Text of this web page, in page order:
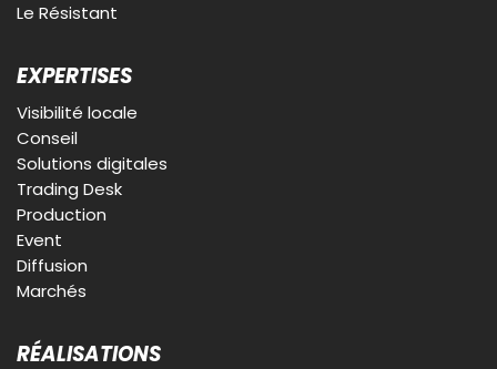
Le Résistant
EXPERTISES
Visibilité locale
Conseil
Solutions digitales
Trading Desk
Production
Event
Diffusion
Marchés
RÉALISATIONS